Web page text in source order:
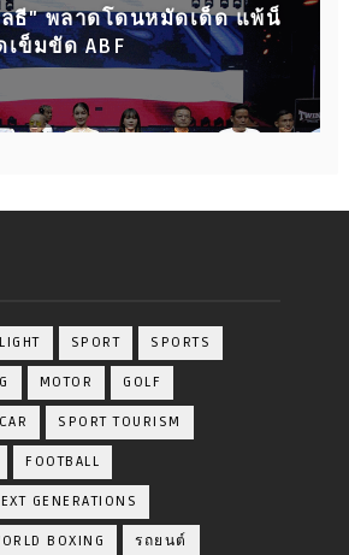
ธี" พลาดโดนหมัดเด็ด แพ้น็
ข็มขัด ABF
SPORT SPORTS
MOTOR GOLF
CAR SPORT TOURISM
FOOTBALL
GENERATIONS
BOXING รถยนต์